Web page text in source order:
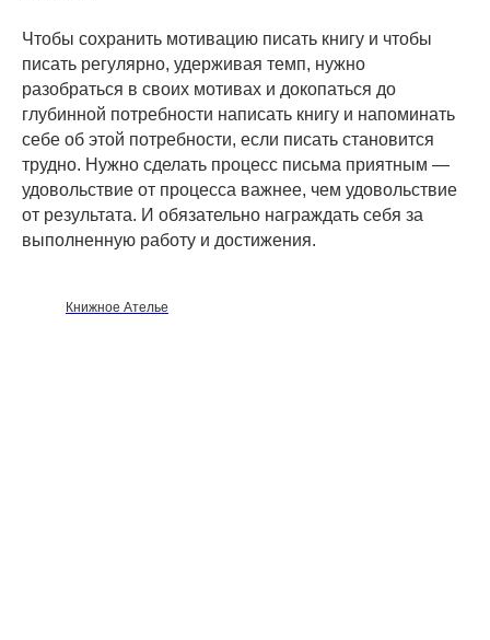
Чтобы сохранить мотивацию писать книгу и чтобы
писать регулярно, удерживая темп, нужно
разобраться в своих мотивах и докопаться до
глубинной потребности написать книгу и напоминать
себе об этой потребности, если писать становится
трудно. Нужно сделать процесс письма приятным —
удовольствие от процесса важнее, чем удовольствие
от результата. И обязательно награждать себя за
выполненную работу и достижения.
Книжное Ателье